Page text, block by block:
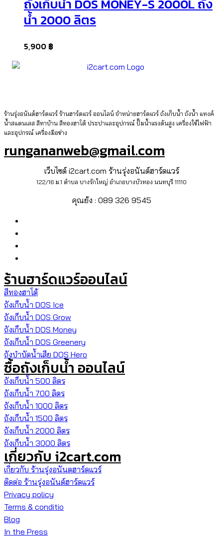
ถังเก็บน้ำ DOS MONEY-S 2000L ถัง
น้ำ 2000 ลิตร
5,900 ฿
ร้านรุ่งอนันต์ฮาร์ดแวร์ ร้านฮาร์ดแวร์ ออนไลน์ จำหน่ายฮาร์ดแวร์ ถังเก็บน้ำ ถังน้ำ แทงค์
น้ำสแตนเลส สีทาบ้าน สีทองฮาโต้ ประปาและอุปกรณ์ ปั๊มน้ำแรงดันสูง เครื่องใช้ไฟฟ้า
และอุปกรณ์ เครื่องมือช่าง
rungananweb@gmail.com
เว็บไซต์ i2cart.com ร้านรุ่งอนันต์ฮาร์ดแวร์
122/16 ม.1 ตำบล บางรักใหญ่ อำเภอบางบัวทอง นนทบุรี 11110
คุณย้ง : 089 326 9545
ร้านฮาร์ดแวร์ออนไลน์
สีทองฮาโต้
ถังเก็บน้ำ DOS Ice
ถังเก็บน้ำ DOS Grow
ถังเก็บน้ำ DOS Money
ถังเก็บน้ำ DOS Greenery
ถังบำบัดน้ำเสีย DOS Hero
ซื้อถังเก็บน้ำ ออนไลน์
ถังเก็บน้ำ 500 ลิตร
ถังเก็บน้ำ 700 ลิตร
ถังเก็บน้ำ 1000 ลิตร
ถังเก็บน้ำ 1500 ลิตร
ถังเก็บน้ำ 2000 ลิตร
ถังเก็บน้ำ 3000 ลิตร
เกี่ยวกับ i2cart.com
เกี่ยวกับ ร้านรุ่งอนันตฮาร์ดแวร์
ติดต่อ ร้านรุ่งอนันต์ฮาร์ดแวร์
Privacy policy
Terms & conditio
Blog
In the Press